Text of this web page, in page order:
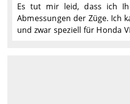
Es tut mir leid, dass ich
Abmessungen der Züge. Ich
und zwar speziell für Honda